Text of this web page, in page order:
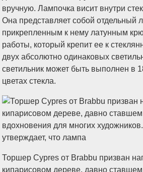
вручную. Лампочка висит внутри
Она представляет собой отдельный
прикрепленным к нему латунным
работы, который крепит ее к
двух абсолютно одинаковых
светильник может быть выполнен в
цветах стекла.
Торшер Cypres от Brabbu призван
кипарисовом дереве, давно ставшем